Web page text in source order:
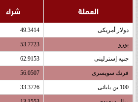
العملة شراء
دولار أمريكى 49.3414
يورو 53.7723
جنيه إسترلينى 62.9153
فرنك سويسرى 56.0507
100 ين يابانى 33.3726